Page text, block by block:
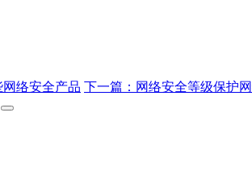
络安全产品 下一篇： 网络安全等级保护